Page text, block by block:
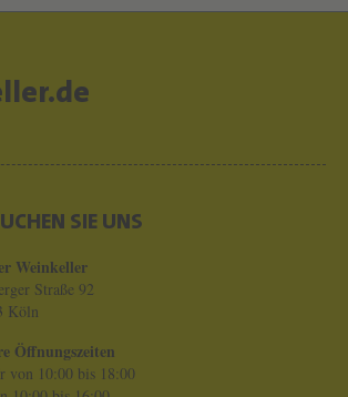
SIE UNS
Weinkeller
Straße 92
Köln
Öffnungszeiten
von 10:00 bis 18:00